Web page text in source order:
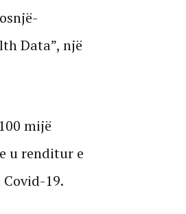
Data”, një
mijë
u renditur e
19.